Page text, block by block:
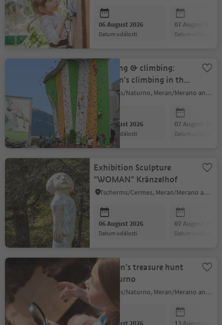
06 August 2026
datum události
07 August 2026
datum události
Climbing & climbing:
children's climbing in the
Rockarena Merano
Naturns/Naturno, Meran/Merano and environs
06 August 2026
datum události
07 August 2026
datum události
Exhibition Sculpture
"WOMAN" Kränzelhof
Tscherms/Cermes, Meran/Merano and environs
06 August 2026
datum události
07 August 2026
datum události
Children’s treasure hunt
at Naturno
Naturns/Naturno, Meran/Merano and environs
06 August 2026 13 August 2026